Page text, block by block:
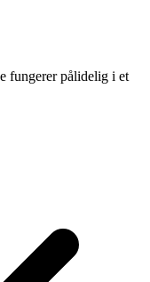
fungerer pålidelig i et